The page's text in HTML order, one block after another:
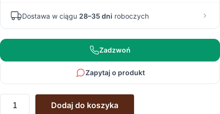
Dostawa w ciągu 28–35 dni roboczych
Zadzwoń
Zapytaj o produkt
Stolik
Dodaj do koszyka